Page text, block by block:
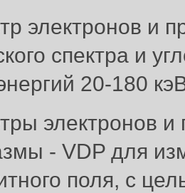
электронов и
спектра и
20-180
электронов
- VDP для
поля, с